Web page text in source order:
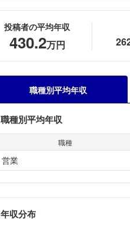
投稿者の平均年収
430.2万円
職種別平均年収
職種別平均年収
職種
営業
年収分布